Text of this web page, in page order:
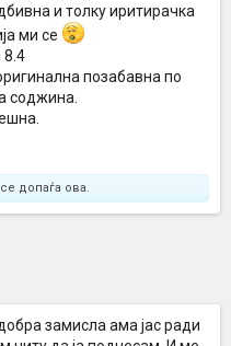
и толку иритирачка
ми се
8.4
позабавна по
соджина.
допаѓа ова.
замисла ама јас ради